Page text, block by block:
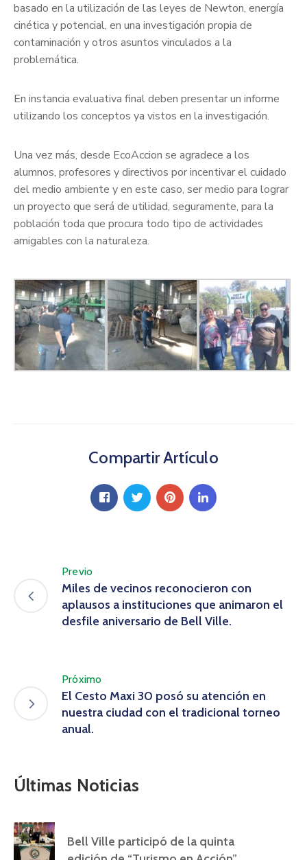
basado en la utilización de las leyes de Newton, energía
cinética y potencial, en una investigación propia de
contaminación y otros asuntos vinculados a la
problemática.
En instancia evaluativa final deben presentar un informe
utilizando los conceptos ya vistos en la investigación.
Una vez más, desde EcoAccion se agradece a los
alumnos, profesores y directivos por incentivar el cuidado
del medio ambiente y en este caso, ser medio para lograr
un proyecto que será de utilidad, seguramente, para la
población toda que procura todo tipo de actividades
amigables con la naturaleza.
Compartir Artículo
Previo
Miles de vecinos reconocieron con
aplausos a instituciones que animaron el
desfile aniversario de Bell Ville.
Próximo
El Cesto Maxi 30 posó su atención en
nuestra ciudad con el tradicional torneo
anual.
Últimas Noticias
Bell Ville participó de la quinta